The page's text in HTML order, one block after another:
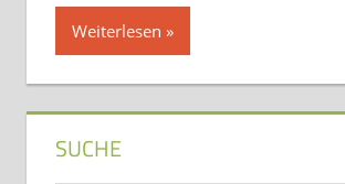
Weiterlesen
SUCHE